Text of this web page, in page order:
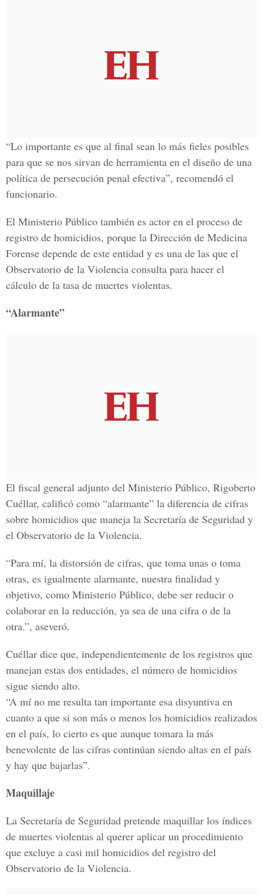
“Lo importante es que al final sean lo más fieles posibles
para que se nos sirvan de herramienta en el diseño de una
política de persecución penal efectiva”, recomendó el
funcionario.
El Ministerio Público también es actor en el proceso de
registro de homicidios, porque la Dirección de Medicina
Forense depende de este entidad y es una de las que el
Observatorio de la Violencia consulta para hacer el
cálculo de la tasa de muertes violentas.
“Alarmante”
El fiscal general adjunto del Ministerio Público, Rigoberto
Cuéllar, calificó como “alarmante” la diferencia de cifras
sobre homicidios que maneja la Secretaría de Seguridad y
el Observatorio de la Violencia.
“Para mí, la distorsión de cifras, que toma unas o toma
otras, es igualmente alarmante, nuestra finalidad y
objetivo, como Ministerio Público, debe ser reducir o
colaborar en la reducción, ya sea de una cifra o de la
otra.”, aseveró.
Cuéllar dice que, independientemente de los registros que
manejan estas dos entidades, el número de homicidios
sigue siendo alto.
“A mí no me resulta tan importante esa disyuntiva en
cuanto a que si son más o menos los homicidios realizados
en el país, lo cierto es que aunque tomara la más
benevolente de las cifras continúan siendo altas en el país
y hay que bajarlas”.
Maquillaje
La Secretaría de Seguridad pretende maquillar los índices
de muertes violentas al querer aplicar un procedimiento
que excluye a casi mil homicidios del registro del
Observatorio de la Violencia.